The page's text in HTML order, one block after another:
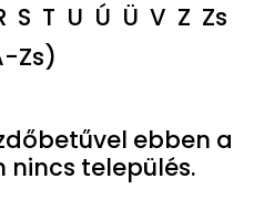
S T U Ú Ü V Z Zs
Zs)
ebben a
település.